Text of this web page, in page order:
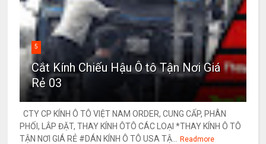
5
Cắt Kính Chiếu Hậu Ô tô Tận Nơi Giá
Rẻ 03
CTY CP KÍNH Ô TÔ VIỆT NAM ORDER, CUNG CẤP, PHÂN
PHỐI, LẮP ĐẶT, THAY KÍNH ÔTÔ CÁC LOẠI *THAY KÍNH Ô TÔ
TẬN NƠI GIÁ RẺ #DÁN KÍNH Ô TÔ USA TẬ...
Readmore